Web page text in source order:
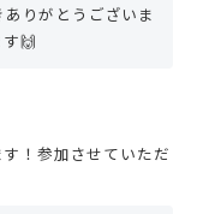
りがとうございま
🙌
！参加させていただ